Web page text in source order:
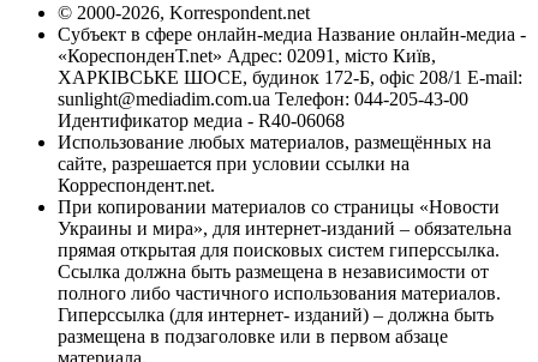
© 2000-2026, Korrespondent.net
Субъект в сфере онлайн-медиа Название онлайн-медиа -
«КореспонденТ.net» Адрес: 02091, місто Київ,
ХАРКІВСЬКЕ ШОСЕ, будинок 172-Б, офіс 208/1 E-mail:
sunlight@mediadim.com.ua Телефон: 044-205-43-00
Идентификатор медиа - R40-06068
Использование любых материалов, размещённых на
сайте, разрешается при условии ссылки на
Корреспондент.net.
При копировании материалов со страницы «Новости
Украины и мира», для интернет-изданий – обязательна
прямая открытая для поисковых систем гиперссылка.
Ссылка должна быть размещена в независимости от
полного либо частичного использования материалов.
Гиперссылка (для интернет- изданий) – должна быть
размещена в подзаголовке или в первом абзаце
материала.